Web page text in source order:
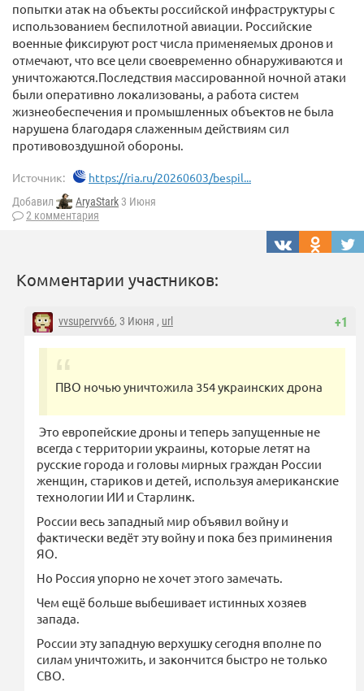
попытки атак на объекты российской инфраструктуры с
использованием беспилотной авиации. Российские
военные фиксируют рост числа применяемых дронов и
отмечают, что все цели своевременно обнаруживаются и
уничтожаются.Последствия массированной ночной атаки
были оперативно локализованы, а работа систем
жизнеобеспечения и промышленных объектов не была
нарушена благодаря слаженным действиям сил
противовоздушной обороны.
Источник: https://ria.ru/20260603/bespil...
Добавил AryaStark 3 Июня
2 комментария
Комментарии участников:
+1
vvsupervv66, 3 Июня , url
ПВО ночью уничтожила 354 украинских дрона
Это европейские дроны и теперь запущенные не
всегда с территории украины, которые летят на
русские города и головы мирных граждан России
женщин, стариков и детей, используя американские
технологии ИИ и Старлинк.
России весь западный мир объявил войну и
фактически ведёт эту войну и пока без приминения
ЯО.
Но Россия упорно не хочет этого замечать.
Чем ещё больше выбешивает истинных хозяев
запада.
России эту западную верхушку сегодня вполне по
силам уничтожить, и закончится быстро не только
СВО.